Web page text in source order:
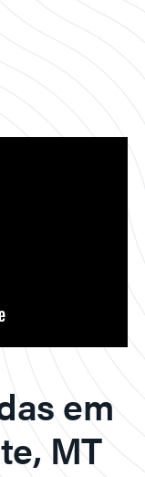
em
MT